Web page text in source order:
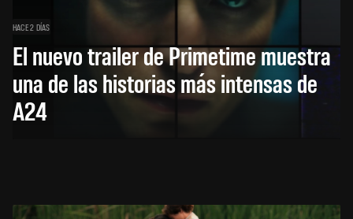
HACE 2 DÍAS
El nuevo trailer de Primetime muestra
una de las historias más intensas de
A24